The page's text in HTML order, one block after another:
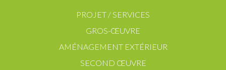
PROJET / SERVICES
GROS-ŒUVRE
AMÉNAGEMENT EXTÉRIEUR
SECOND ŒUVRE